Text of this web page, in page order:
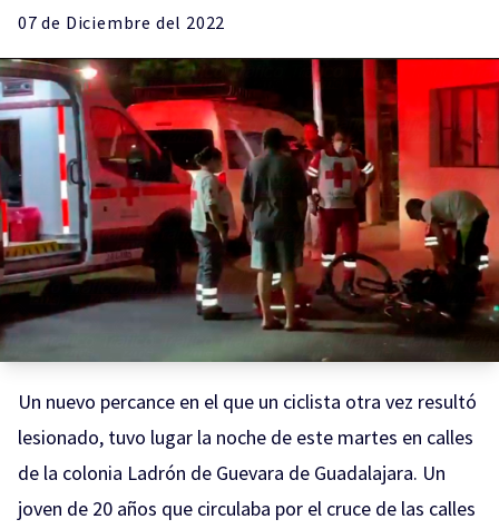
07 de Diciembre del 2022
Un nuevo percance en el que un ciclista otra vez resultó
lesionado, tuvo lugar la noche de este martes en calles
de la colonia Ladrón de Guevara de Guadalajara. Un
joven de 20 años que circulaba por el cruce de las calles